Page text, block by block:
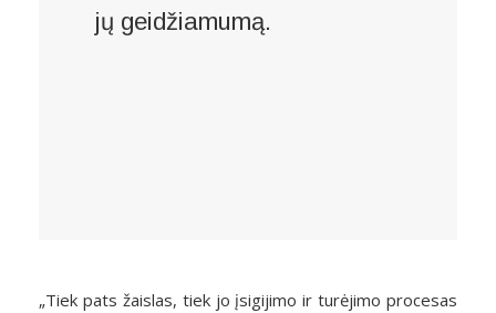
jų geidžiamumą.
„Tiek pats žaislas, tiek jo įsigijimo ir turėjimo procesas